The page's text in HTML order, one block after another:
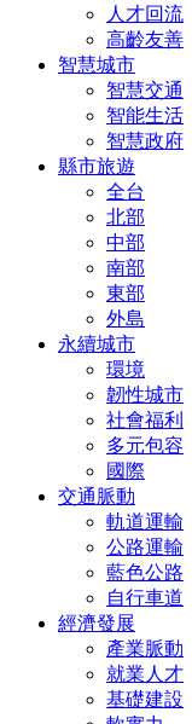
人才回流
高齡友善
智慧城市
智慧交通
智能生活
智慧政府
縣市旅遊
全台
北部
中部
南部
東部
外島
永續城市
環境
韌性城市
社會福利
多元包容
國際
交通脈動
軌道運輸
公路運輸
藍色公路
自行車道
經濟發展
產業脈動
就業人才
基礎建設